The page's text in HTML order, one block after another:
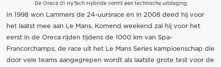
De Oreca 01 HyTech Hybride vormt een technische uitdaging
In 1998 won Lammers de 24-uursrace en in 2008 deed hij voor
het laatst mee aan Le Mans. Komend weekend zal hij voor het
eerst in de Oreca rijden tijdens de 1000 km van Spa-
Francorchamps, de race uit het Le Mans Series kampioenschap die
door vele teams aangegrepen wordt als laatste grote test voor de